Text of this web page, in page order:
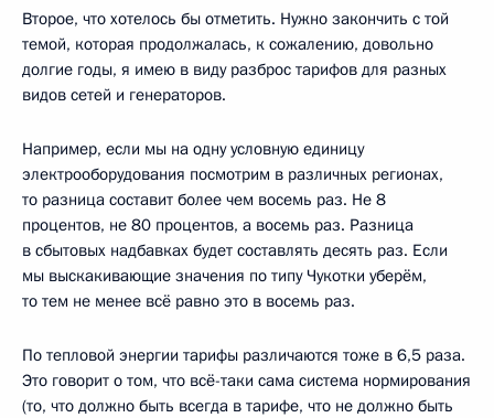
Второе, что хотелось бы отметить. Нужно закончить с той
темой, которая продолжалась, к сожалению, довольно
долгие годы, я имею в виду разброс тарифов для разных
видов сетей и генераторов.
Например, если мы на одну условную единицу
электрооборудования посмотрим в различных регионах,
то разница составит более чем восемь раз. Не 8
процентов, не 80 процентов, а восемь раз. Разница
в сбытовых надбавках будет составлять десять раз. Если
мы выскакивающие значения по типу Чукотки уберём,
то тем не менее всё равно это в восемь раз.
По тепловой энергии тарифы различаются тоже в 6,5 раза.
Это говорит о том, что всё-таки сама система нормирования
(то, что должно быть всегда в тарифе, что не должно быть